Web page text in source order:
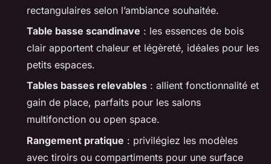
rectangulaires selon l’ambiance souhaitée.
Table basse scandinave : les essences de bois
clair apportent chaleur et légèreté, idéales pour les
petits espaces.
Tables basses relevables : allient fonctionnalité et
gain de place, parfaits pour les salons
multifonction ou open space.
Rangement pratique : privilégiez les modèles
avec tiroirs ou compartiments pour une surface